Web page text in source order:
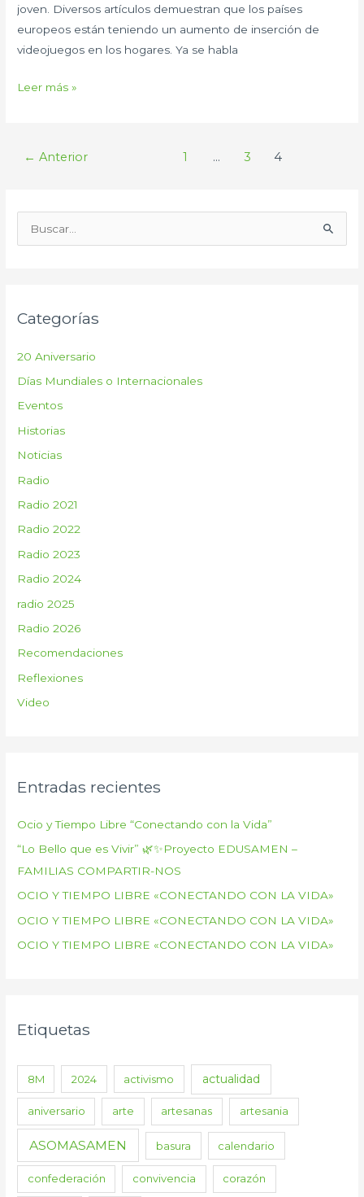
joven. Diversos artículos demuestran que los países
europeos están teniendo un aumento de inserción de
videojuegos en los hogares. Ya se habla
Leer más »
← Anterior 1 … 3 4
a
p
o
r
:
Categorías
20 Aniversario
Días Mundiales o Internacionales
Eventos
Historias
Noticias
Radio
Radio 2021
Radio 2022
Radio 2023
Radio 2024
radio 2025
Radio 2026
Recomendaciones
Reflexiones
Video
Entradas recientes
Ocio y Tiempo Libre “Conectando con la Vida”
“Lo Bello que es Vivir” 🌿✨Proyecto EDUSAMEN –
FAMILIAS COMPARTIR-NOS
OCIO Y TIEMPO LIBRE «CONECTANDO CON LA VIDA»
OCIO Y TIEMPO LIBRE «CONECTANDO CON LA VIDA»
OCIO Y TIEMPO LIBRE «CONECTANDO CON LA VIDA»
Etiquetas
8M 2024 activismo actualidad
aniversario arte artesanas artesania
ASOMASAMEN basura calendario
confederación convivencia corazón